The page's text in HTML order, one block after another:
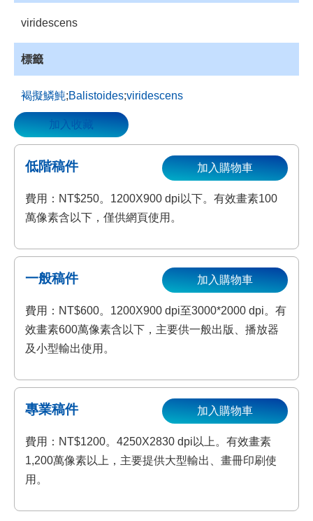
viridescens
標籤
褐擬鱗魨;Balistoides;viridescens
加入收藏
低階稿件
費用：NT$250。1200X900 dpi以下。有效畫素100
萬像素含以下，僅供網頁使用。
加入購物車
一般稿件
費用：NT$600。1200X900 dpi至3000*2000 dpi。有
效畫素600萬像素含以下，主要供一般出版、播放器
及小型輸出使用。
加入購物車
專業稿件
費用：NT$1200。4250X2830 dpi以上。有效畫素
1,200萬像素以上，主要提供大型輸出、畫冊印刷使
用。
加入購物車